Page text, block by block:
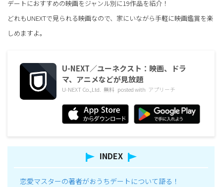
デートにおすすめの映画をジャンル別に19作品を紹介！
どれもUNEXTで見られる映画なので、家にいながら手軽に映画鑑賞を楽
しめますよ。
U-NEXT／ユーネクスト：映画、ドラ
マ、アニメなどが見放題
U-NEXT Co.,Ltd. 無料 posted with アプリーチ
INDEX
恋愛マスターの著者がおうちデートについて語る！